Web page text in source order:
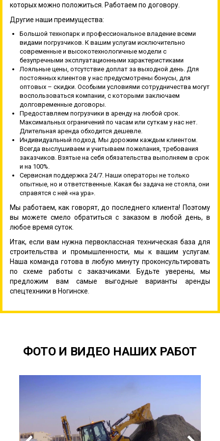
которых можно положиться. Работаем по договору.
Другие наши преимущества:
Большой технопарк и профессиональное владение всеми
видами погрузчиков. К вашим услугам исключительно
современные и высокотехнологичные модели с
безупречными эксплуатационными характеристиками
Лояльные цены, отсутствие доплат за выходной день. Для
постоянных клиентов у нас предусмотрены бонусы, для
оптовых – скидки. Особыми условиями сотрудничества могут
воспользоваться компании, с которыми заключаем
долговременные договоры.
Предоставляем погрузчики в аренду на любой срок.
Максимальных ограничений по часам или суткам у нас нет.
Длительная аренда обходится дешевле.
Индивидуальный подход. Мы дорожим каждым клиентом.
Всегда выслушиваем и учитываем пожелания, требования
заказчиков. Взятые на себя обязательства выполняем в срок
и на 100%.
Сервисная поддержка 24/7. Наши операторы не только
опытные, но и ответственные. Какая бы задача не стояла, они
справятся с ней «на ура».
Мы работаем, как говорят, до последнего клиента! Поэтому
вы можете смело обратиться с заказом в любой день, в
любое время суток.
Итак, если вам нужна первоклассная техническая база для
строительства и промышленности, мы к вашим услугам.
Наша команда готова в любую минуту проконсультировать
по схеме работы с заказчиками. Будьте уверены, мы
предложим вам самые выгодные варианты аренды
спецтехники в Ногинске.
ФОТО И ВИДЕО НАШИХ РАБОТ